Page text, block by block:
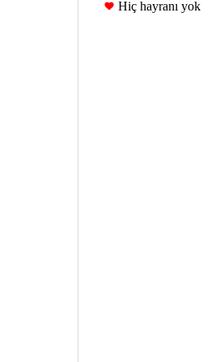
Hiç hayranı yok